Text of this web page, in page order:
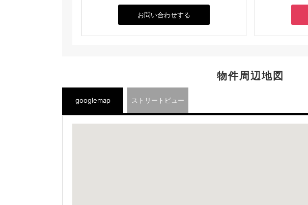
お問い合わせする
物件周辺地図
googlemap ストリートビュー